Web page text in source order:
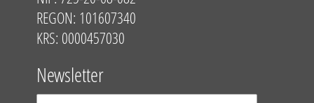
REGON: 101607340
KRS: 0000457030
Newsletter